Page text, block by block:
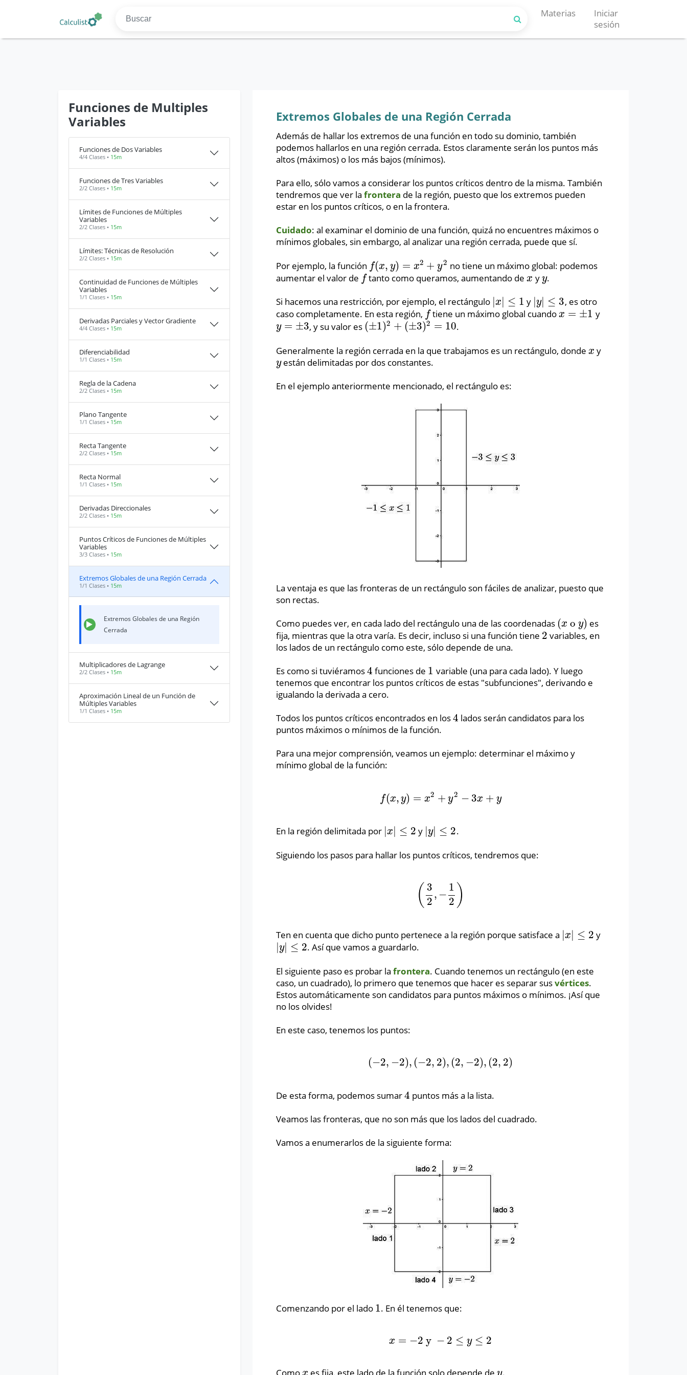
Materias
Iniciar
sesión
Funciones de Multiples
Variables
Funciones de Dos Variables
4/4 Clases • 15m
Funciones de Tres Variables
2/2 Clases • 15m
Límites de Funciones de Múltiples
Variables
2/2 Clases • 15m
Límites: Técnicas de Resolución
2/2 Clases • 15m
Continuidad de Funciones de Múltiples
Variables
1/1 Clases • 15m
Derivadas Parciales y Vector Gradiente
4/4 Clases • 15m
Diferenciabilidad
1/1 Clases • 15m
Regla de la Cadena
2/2 Clases • 15m
Plano Tangente
1/1 Clases • 15m
Recta Tangente
2/2 Clases • 15m
Recta Normal
1/1 Clases • 15m
Derivadas Direccionales
2/2 Clases • 15m
Puntos Críticos de Funciones de Múltiples
Variables
3/3 Clases • 15m
Extremos Globales de una Región Cerrada
1/1 Clases • 15m
Extremos Globales de una Región
Cerrada
Multiplicadores de Lagrange
2/2 Clases • 15m
Aproximación Lineal de un Función de
Múltiples Variables
1/1 Clases • 15m
Extremos Globales de una Región Cerrada
Además de hallar los extremos de una función en todo su dominio, también
podemos hallarlos en una región cerrada. Estos claramente serán los puntos más
altos (máximos) o los más bajos (mínimos).
Para ello, sólo vamos a considerar los puntos críticos dentro de la misma. También
tendremos que ver la frontera de la región, puesto que los extremos pueden
estar en los puntos críticos, o en la frontera.
Cuidado: al examinar el dominio de una función, quizá no encuentres máximos o
mínimos globales, sin embargo, al analizar una región cerrada, puede que sí.
Por ejemplo, la función f(x, y) = x2 + y2
f(x,y) =x2+y 2
no tiene un máximo global: podemos
aumentar el valor de f
f tanto como queramos, aumentando dex
x y y
y.
Si hacemos una restricción, por ejemplo, el rectángulo |x| ≤ 1
|x ≤1 y |y| ≤ 3
|y ≤3
, es otro
caso completamente. En esta región, f
f tiene un máximo global cuandox = ±1
x=±1 y
y = ±3
y=±3 , y su valor es (±1)2 + (±3)2 = 10
(±1)2+ ±3 )2=10 .
Generalmente la región cerrada en la que trabajamos es un rectángulo, donde x
x y
y
yestán delimitadas por dos constantes.
En el ejemplo anteriormente mencionado, el rectángulo es:
La ventaja es que las fronteras de un rectángulo son fáciles de analizar, puesto que
son rectas.
Como puedes ver, en cada lado del rectángulo una de las coordenadas (x o y)
(xoy )
es
fija, mientras que la otra varía. Es decir, incluso si una función tiene 2
2 variables, en
los lados de un rectángulo como este, sólo depende de una.
Es como si tuviéramos4
4 funciones de 1
1 variable (una para cada lado). Y luego
tenemos que encontrar los puntos críticos de estas "subfunciones", derivando e
igualando la derivada a cero.
Todos los puntos críticos encontrados en los4
4 lados serán candidatos para los
puntos máximos o mínimos de la función.
Para una mejor comprensión, veamos un ejemplo: determinar el máximo y
mínimo global de la función:
f(x, y) = x2 + y2 − 3x + y
f( x,y =x2 +y 2− 3x+y
En la región delimitada por |x| ≤ 2
|x ≤2 y |y| ≤ 2
|y ≤2 .
Siguiendo los pasos para hallar los puntos críticos, tendremos que:
( 3
2
, −
1
2 )
(32 −12)
Ten en cuenta que dicho punto pertenece a la región porque satisface a |x| ≤ 2
|x ≤2 y
|y| ≤ 2
|y ≤2 . Así que vamos a guardarlo.
El siguiente paso es probar la frontera. Cuando tenemos un rectángulo (en este
caso, un cuadrado), lo primero que tenemos que hacer es separar susvértices.
Estos automáticamente son candidatos para puntos máximos o mínimos. ¡Así que
no los olvides!
En este caso, tenemos los puntos:
(−2, −2), (−2, 2), (2, −2), (2, 2)
(−2,− 2),(−2 2),( 2,−2 ),(2,2
De esta forma, podemos sumar4
4 puntos más a la lista.
Veamos las fronteras, que no son más que los lados del cuadrado.
Vamos a enumerarlos de la siguiente forma:
Comenzando por el lado 1
1. En él tenemos que:
x = −2 y − 2 ≤ y ≤ 2
x=−2y− 2≤ y≤ 2